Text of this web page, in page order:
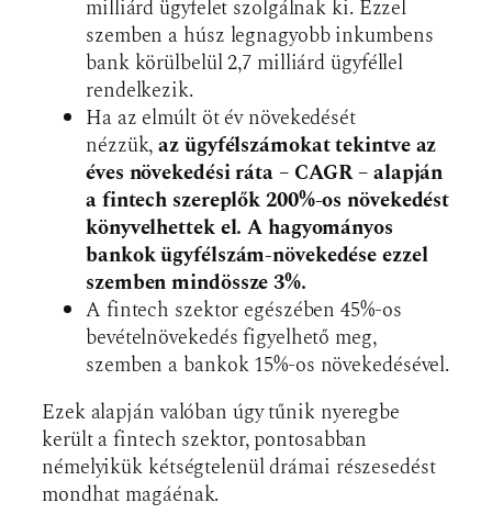
milliárd ügyfelet szolgálnak ki. Ezzel
szemben a húsz legnagyobb inkumbens
bank körülbelül 2,7 milliárd ügyféllel
rendelkezik.
Ha az elmúlt öt év növekedését
nézzük,az ügyfélszámokat tekintve az
éves növekedési ráta – CAGR – alapján
a fintech szereplők 200%-os növekedést
könyvelhettek el. A hagyományos
bankok ügyfélszám-növekedése ezzel
szemben mindössze 3%.
A fintech szektor egészében 45%-os
bevételnövekedés figyelhető meg,
szemben a bankok 15%-os növekedésével.
Ezek alapján valóban úgy tűnik nyeregbe
került a fintech szektor, pontosabban
némelyikük kétségtelenül drámai részesedést
mondhat magáénak.